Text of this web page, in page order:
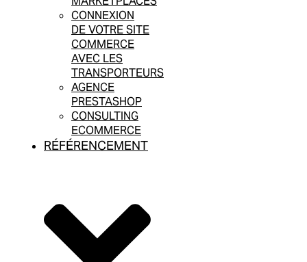
CONNEXION
DE VOTRE SITE
COMMERCE
AVEC LES
TRANSPORTEURS
AGENCE
PRESTASHOP
CONSULTING
ECOMMERCE
RÉFÉRENCEMENT